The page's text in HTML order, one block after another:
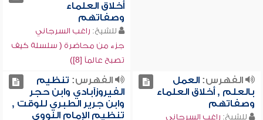
أخلاق العلماء
وصفاتهم
للشيخ: راغب السرجاني
جزء من محاضرة ( سلسلة كيف
تصبح عالماً [8])
الفهرس:العمل
بالعلم , أخلاق العلماء
وصفاتهم
للشيخ: راغب السرجاني
الفهرس: تنظيم
الفيروزآبادي وابن حجر
وابن جرير الطبري للوقت ,
تنظيم الإمام النووي